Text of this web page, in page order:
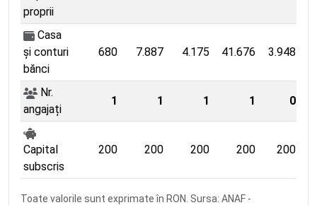
proprii
Casa
și conturi
bănci
680 7.887 4.175 41.676 3.948
Nr.
angajați
1 1 1 1 0
Capital
subscris
200 200 200 200 200
Toate valorile sunt exprimate în RON. Sursa: ANAF -